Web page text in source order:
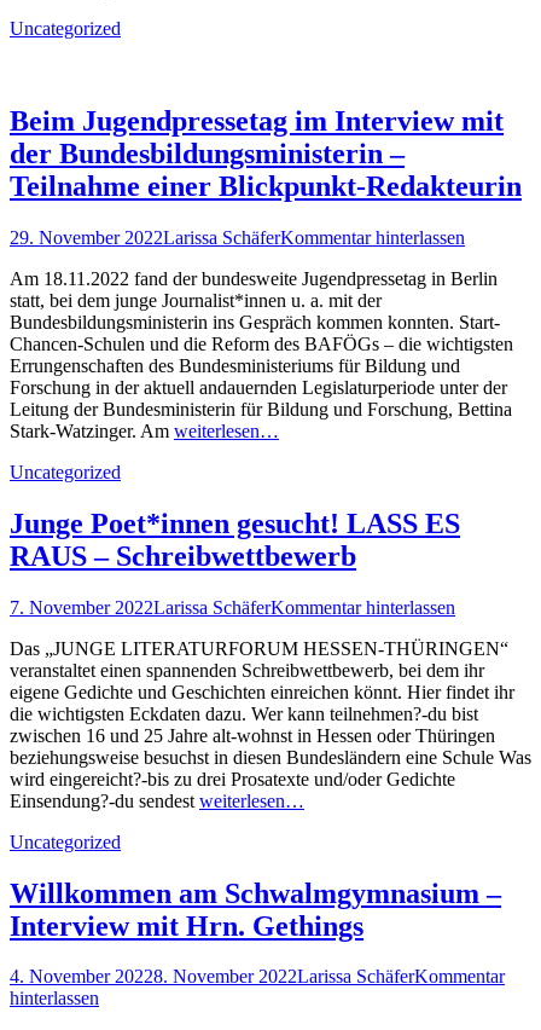
Kategorien
Uncategorized
Beim Jugendpressetag im Interview mit
der Bundesbildungsministerin –
Teilnahme einer Blickpunkt-Redakteurin
Posted
29. November 2022Autor
Larissa SchäferKommentar hinterlassen
Am 18.11.2022 fand der bundesweite Jugendpressetag in Berlin
statt, bei dem junge Journalist*innen u. a. mit der
Bundesbildungsministerin ins Gespräch kommen konnten. Start-
Chancen-Schulen und die Reform des BAFÖGs – die wichtigsten
Errungenschaften des Bundesministeriums für Bildung und
Forschung in der aktuell andauernden Legislaturperiode unter der
Leitung der Bundesministerin für Bildung und Forschung, Bettina
Stark-Watzinger. Am weiterlesen…
Kategorien
Uncategorized
Junge Poet*innen gesucht! LASS ES
RAUS – Schreibwettbewerb
Posted
7. November 2022Autor
Larissa SchäferKommentar hinterlassen
Das „JUNGE LITERATURFORUM HESSEN-THÜRINGEN“
veranstaltet einen spannenden Schreibwettbewerb, bei dem ihr
eigene Gedichte und Geschichten einreichen könnt. Hier findet ihr
die wichtigsten Eckdaten dazu. Wer kann teilnehmen?-du bist
zwischen 16 und 25 Jahre alt-wohnst in Hessen oder Thüringen
beziehungsweise besuchst in diesen Bundesländern eine Schule Was
wird eingereicht?-bis zu drei Prosatexte und/oder Gedichte
Einsendung?-du sendest weiterlesen…
Kategorien
Uncategorized
Willkommen am Schwalmgymnasium –
Interview mit Hrn. Gethings
Posted
on
4. November 20228. November 2022Autor
Larissa SchäferKommentar
hinterlassen